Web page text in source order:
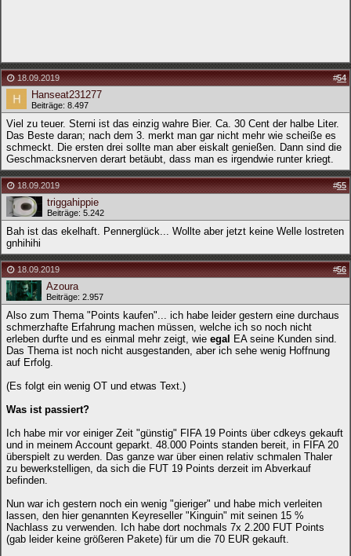
18.09.2019 #54
Hanseat231277
Beiträge: 8.497
Viel zu teuer. Sterni ist das einzig wahre Bier. Ca. 30 Cent der halbe Liter.
Das Beste daran; nach dem 3. merkt man gar nicht mehr wie scheiße es
schmeckt. Die ersten drei sollte man aber eiskalt genießen. Dann sind die
Geschmacksnerven derart betäubt, dass man es irgendwie runter kriegt.
18.09.2019 #55
triggahippie
Beiträge: 5.242
Bah ist das ekelhaft. Pennerglück... Wollte aber jetzt keine Welle lostreten
gnhihihi
18.09.2019 #56
Azoura
Beiträge: 2.957
Also zum Thema "Points kaufen"... ich habe leider gestern eine durchaus
schmerzhafte Erfahrung machen müssen, welche ich so noch nicht
erleben durfte und es einmal mehr zeigt, wie egal EA seine Kunden sind.
Das Thema ist noch nicht ausgestanden, aber ich sehe wenig Hoffnung
auf Erfolg.
(Es folgt ein wenig OT und etwas Text.)
Was ist passiert?
Ich habe mir vor einiger Zeit "günstig" FIFA 19 Points über cdkeys gekauft
und in meinem Account geparkt. 48.000 Points standen bereit, in FIFA 20
überspielt zu werden. Das ganze war über einen relativ schmalen Thaler
zu bewerkstelligen, da sich die FUT 19 Points derzeit im Abverkauf
befinden.
Nun war ich gestern noch ein wenig "gieriger" und habe mich verleiten
lassen, den hier genannten Keyreseller "Kinguin" mit seinen 15 %
Nachlass zu verwenden. Ich habe dort nochmals 7x 2.200 FUT Points
(gab leider keine größeren Pakete) für um die 70 EUR gekauft.